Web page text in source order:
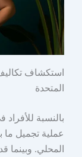
استكشاف
المتحدة
بالنسبة
عملية تجميل ما
المحلي. وبينما